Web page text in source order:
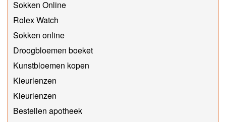
Sokken Online
Rolex Watch
Sokken online
Droogbloemen boeket
Kunstbloemen kopen
Kleurlenzen
Kleurlenzen
Bestellen apotheek